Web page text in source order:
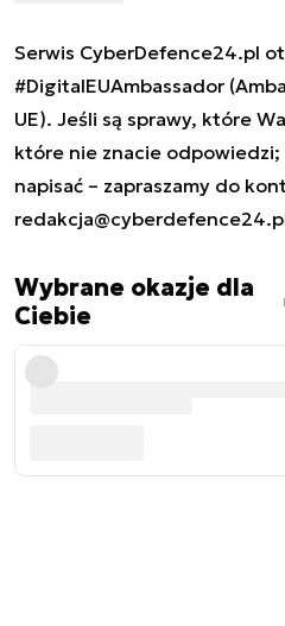
Serwis CyberDefence24.pl
#DigitalEUAmbassador
UE). Jeśli są sprawy, które
które nie znacie
napisać – zapraszamy do
Wybrane okazje dla
Ciebie